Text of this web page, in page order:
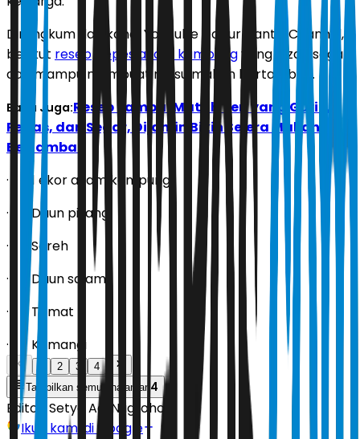
Dirangkum dari kanal YouTube Dapur Cantik Channel,
berikut resep pepes ayam kampungyang lezat, segar,
dan mampu membuat nafsu makan bertambah.
Baca Juga:Resep Sambal Matah Teri yang Gurih,
Pedas, dan Segar, Dijamin Bikin Selera Makan
Bertambah
· 1 ekor ayam kampung
· Daun pisang
· Sereh
· Daun salam
· Tomat
· Kemangi
2 3
4
Tampilkan semua halaman 4
Editor: Setyo Adi Nugroho
Ikuti kami di Google